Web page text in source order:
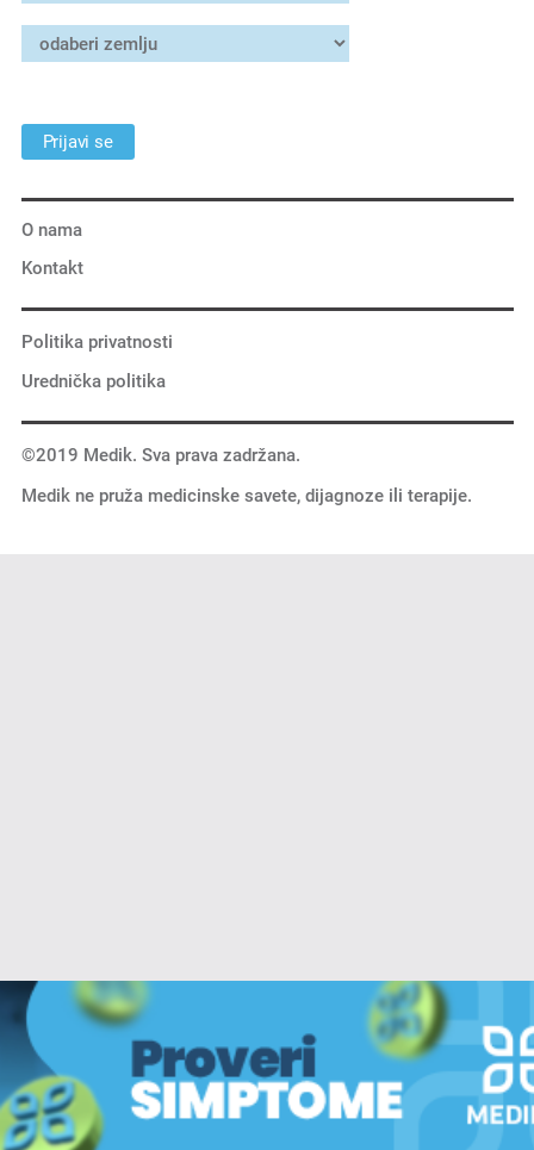
©2019 Medik. Sva prava zadržana.
Medik ne pruža medicinske savete, dijagnoze ili terapije.
O nama
Kontakt
Politika privatnosti
Urednička politika
Prijavi se